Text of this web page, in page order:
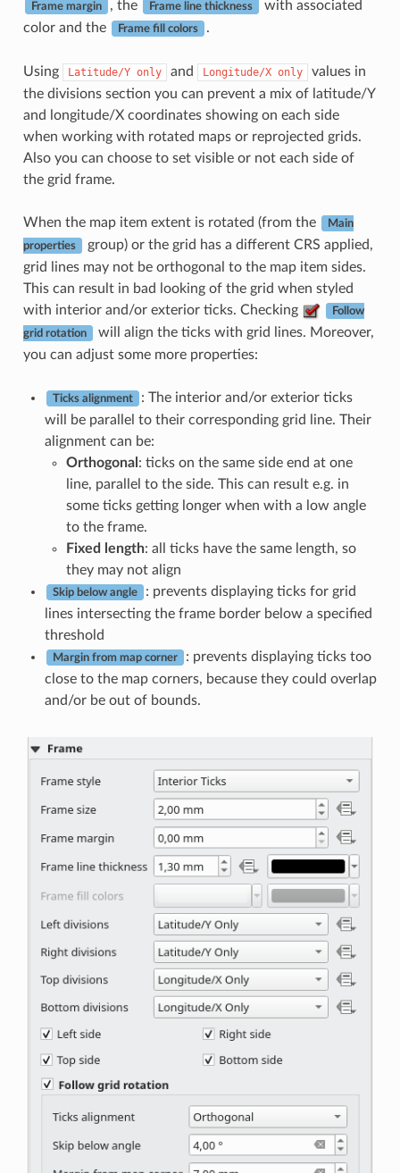
Frame margin , the Frame line thickness
with associated
color and the
Frame fill colors .
Using Latitude/Y only and Longitude/X only
values in
the divisions section you can prevent a mix of latitude/Y
and longitude/X coordinates showing on each side
when working with rotated maps or reprojected grids.
Also you can choose to set visible or not each side of
the grid frame.
When the map item extent is rotated (from the Main
properties
group) or the grid has a different CRS applied,
grid lines may not be orthogonal to the map item sides.
This can result in bad looking of the grid when styled
with interior and/or exterior ticks. Checking
Follow
grid rotation
will align the ticks with grid lines. Moreover,
you can adjust some more properties:
Ticks alignment
: The interior and/or exterior ticks
will be parallel to their corresponding grid line. Their
alignment can be:
Orthogonal : ticks on the same side end at one
line, parallel to the side. This can result e.g. in
some ticks getting longer when with a low angle
to the frame.
Fixed length: all ticks have the same length, so
they may not align
Skip below angle
: prevents displaying ticks for grid
lines intersecting the frame border below a specified
threshold
Margin from map corner
: prevents displaying ticks too
close to the map corners, because they could overlap
and/or be out of bounds.